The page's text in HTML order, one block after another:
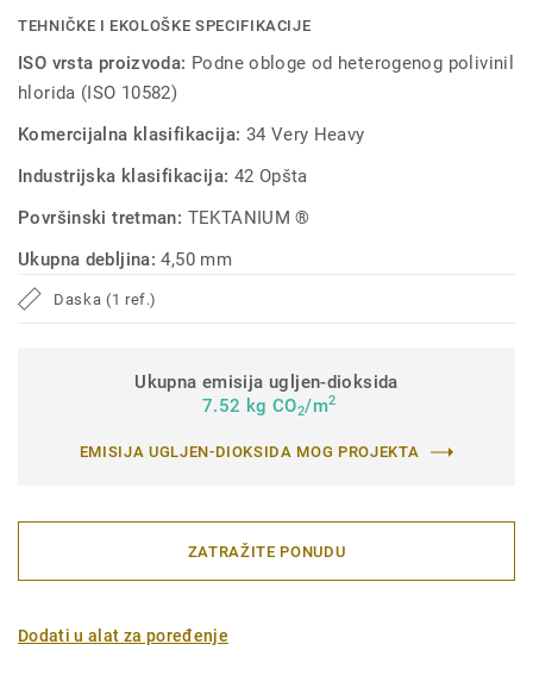
TEHNIČKE I EKOLOŠKE SPECIFIKACIJE
ISO vrsta proizvoda: Podne obloge od heterogenog polivinil
hlorida (ISO 10582)
Komercijalna klasifikacija: 34 Very Heavy
Industrijska klasifikacija: 42 Opšta
Površinski tretman: TEKTANIUM ®
Ukupna debljina:4,50 mm
Daska (1 ref.)
Ukupna emisija ugljen-dioksida
7.52 kg CO2/m2
EMISIJA UGLJEN-DIOKSIDA MOG PROJEKTA
ZATRAŽITE PONUDU
Dodati u alat za poređenje